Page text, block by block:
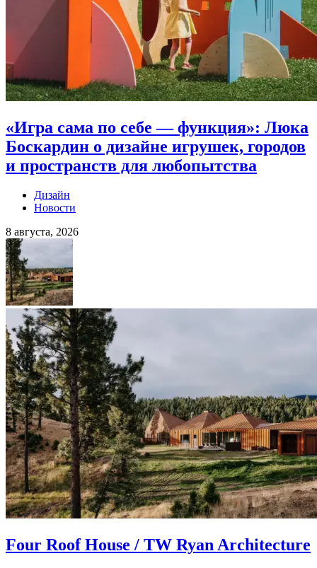
«Игра сама по себе — функция»: Люка
Боскардин о дизайне игрушек, городов
и пространств для любопытства
Дизайн
Новости
8 августа, 2026
Four Roof House / TW Ryan Architecture